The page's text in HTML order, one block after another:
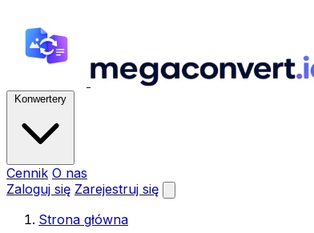
Konwertery
Cennik O nas
Zaloguj się Zarejestruj się
Strona główna